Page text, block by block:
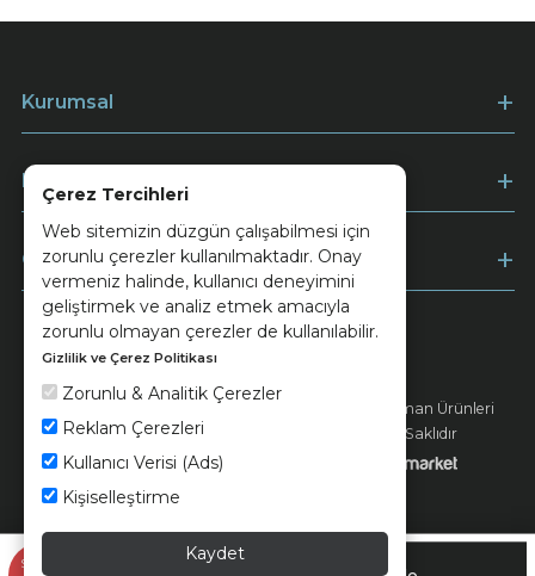
Çerez Tercihleri
Web sitemizin düzgün çalışabilmesi için
zorunlu çerezler kullanılmaktadır. Onay
vermeniz halinde, kullanıcı deneyimini
geliştirmek ve analiz etmek amacıyla
zorunlu olmayan çerezler de kullanılabilir.
Gizlilik ve Çerez Politikası
Zorunlu & Analitik Çerezler
Reklam Çerezleri
Kullanıcı Verisi (Ads)
Kişiselleştirme
Kaydet
Kurumsal
Müşteri Hizmetleri
Ödeme
Keramika Kvkk ve Çerez Politikası
© 2026 Ünsa Madencilik Turizm Enerji Seramik Orman Ürünleri
Elektrik Üretim San. ve Tic. A.Ş. - Tüm Hakları Saklıdır
Sepette